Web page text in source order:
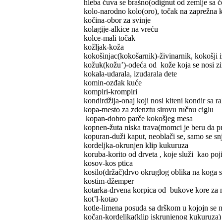
hleba čuva se brašno(odignut od zemlje sa
kolo-narodno kolo(oro), točak na zaprežna
kočina-obor za svinje
kolagije-alkice na vreću
kolce-mali točak
kožljak-koža
kokošinjac(kokošarnik)-živinarnik, kokošji
kožuk(kožu’)-odeća od kože koja se nosi
kokala-udarala, izudarala dete
komin-ozđak kuće
kompiri-krompiri
kondirdžija-onaj koji nosi kiteni kondir sa
kopa-mesto za zdenztu sirovu ručnu ciglu
kopan-dobro parče kokošjeg mesa
kopnen-žuta niska trava(momci je beru da
kopuran-duži kaput, neoblači se, samo se
kordeljka-okrunjen klip kukuruza
koruba-korito od drveta , koje služi kao
kosov-kos ptica
kosilo(držač)drvo okruglog oblika na koga
kostim-džemper
kotarka-drvena korpica od bukove kore za
kot’l-kotao
kotle-limena posuda sa drškom u kojojn se
kočan-kordeljka(klip iskrunjenog kukuruza)